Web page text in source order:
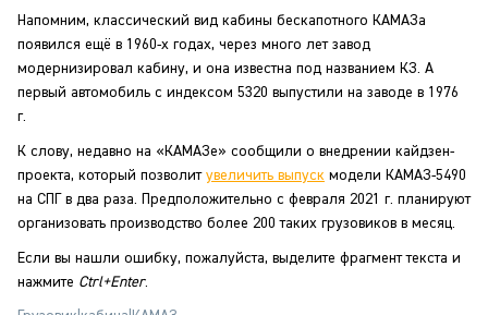
Напомним, классический вид кабины бескапотного КАМАЗа
появился ещё в 1960-х годах, через много лет завод
модернизировал кабину, и она известна под названием КЗ. А
первый автомобиль с индексом 5320 выпустили на заводе в 1976
г.
К слову, недавно на «КАМАЗе» сообщили о внедрении кайдзен-
проекта, который позволит увеличить выпуск модели КАМАЗ-5490
на СПГ в два раза. Предположительно с февраля 2021 г. планируют
организовать производство более 200 таких грузовиков в месяц.
Если вы нашли ошибку, пожалуйста, выделите фрагмент текста и
нажмите Ctrl+Enter.